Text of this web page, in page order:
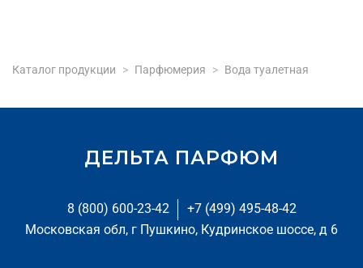
Каталог продукции Парфюмерия Вода туалетная
8 (800) 600-23-42
+7 (499) 495-48-42
Московская обл, г Пушкино, Кудринское шоссе, д 6
ДЕЛЬТА ПАРФЮМ